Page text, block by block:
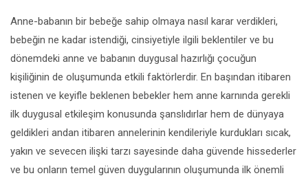
Anne-babanın bir bebeğe sahip olmaya nasıl karar verdikleri,
bebeğin ne kadar istendiği, cinsiyetiyle ilgili beklentiler ve bu
dönemdeki anne ve babanın duygusal hazırlığı çocuğun
kişiliğinin de oluşumunda etkili faktörlerdir. En başından itibaren
istenen ve keyifle beklenen bebekler hem anne karnında gerekli
ilk duygusal etkileşim konusunda şanslıdırlar hem de dünyaya
geldikleri andan itibaren annelerinin kendileriyle kurdukları sıcak,
yakın ve sevecen ilişki tarzı sayesinde daha güvende hissederler
ve bu onların temel güven duygularının oluşumunda ilk önemli